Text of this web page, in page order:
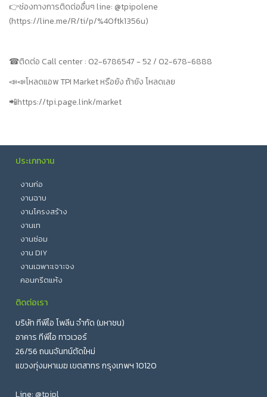
👉ช่องทางการติดต่ออื่นๆ line: @tpipolene
(https://line.me/R/ti/p/%40ftk1356u)
☎ติดต่อ Call center : 02-6786547 - 52 / 02-678-6888
📣📣โหลดแอพ TPI Market หรือยัง ถ้ายัง โหลดเลย
📲https://tpi.page.link/market
ประเภทงาน
งานก่อ
งานฉาบ
งานโครงสร้าง
งานเท
งานซ่อม
งาน DIY
งานเฉพาะเจาะจง
คอนกรีตแห้ง
ติดต่อเรา
บริษัท ทีพีไอ โพลีน จำกัด (มหาชน)
อาคาร ทีพีไอ ทาวเวอร์
26/56 ถนนจันทน์ตัดใหม่
แขวงทุ่งมหาเมฆ เขตสาทร กรุงเทพฯ 10120
Line:@tpipl